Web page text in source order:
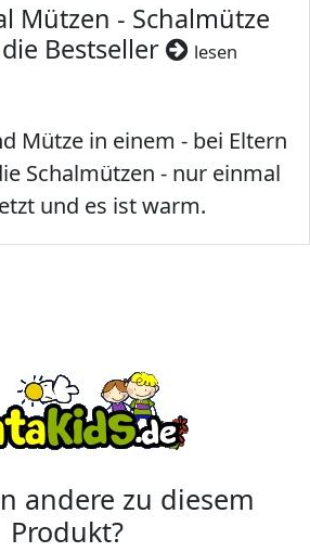
Mützen - Schalmütze
Bestseller
lesen
Mütze in einem - bei Eltern
Schalmützen - nur einmal
und es ist warm.
andere zu diesem
Produkt?